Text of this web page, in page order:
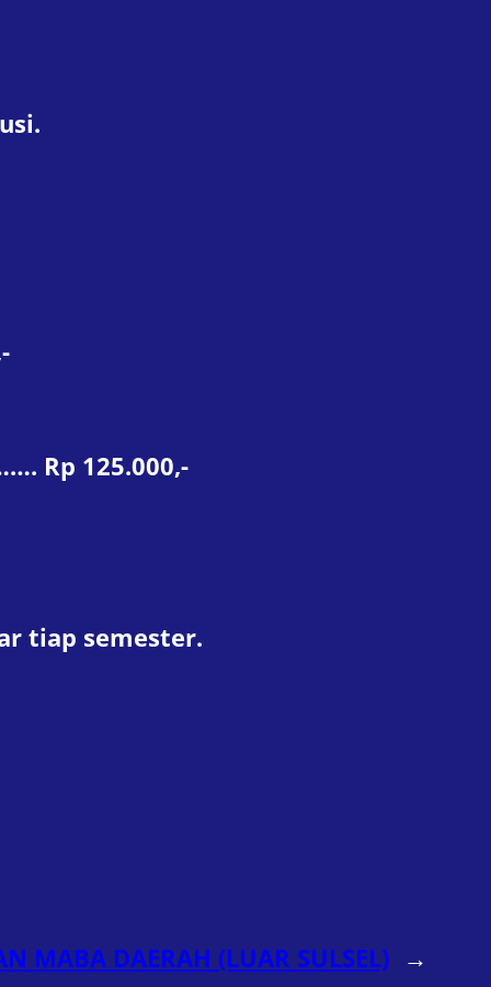
Rp 125.000,-
tiap semester.
MABA DAERAH (LUAR SULSEL) →